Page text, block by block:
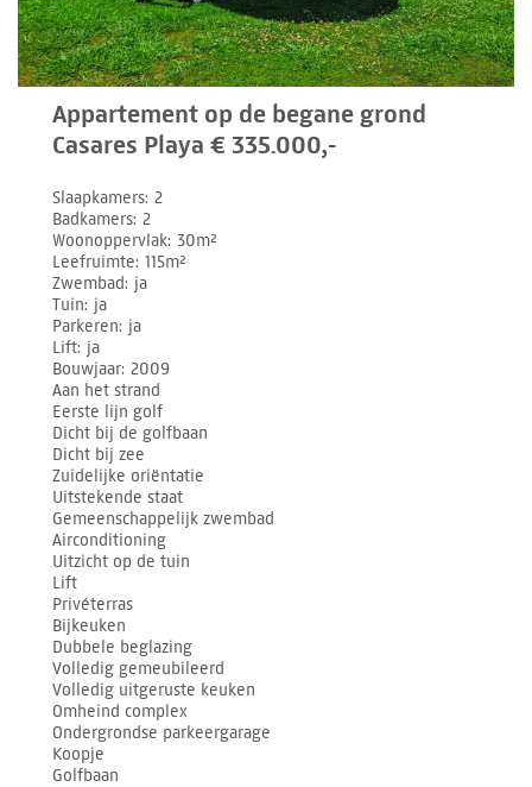
Appartement op de begane grond
Casares Playa € 335.000,-
Slaapkamers 2
Badkamers 2
Woonoppervlak 30m²
Leefruimte 115m²
Zwembad ja
Tuin ja
Parkeren ja
Lift ja
Bouwjaar 2009
Aan het strand
Eerste lijn golf
Dicht bij de golfbaan
Dicht bij zee
Zuidelijke oriëntatie
Uitstekende staat
Gemeenschappelijk zwembad
Airconditioning
Uitzicht op de tuin
Lift
Privéterras
Bijkeuken
Dubbele beglazing
Volledig gemeubileerd
Volledig uitgeruste keuken
Omheind complex
Ondergrondse parkeergarage
Koopje
Golfbaan